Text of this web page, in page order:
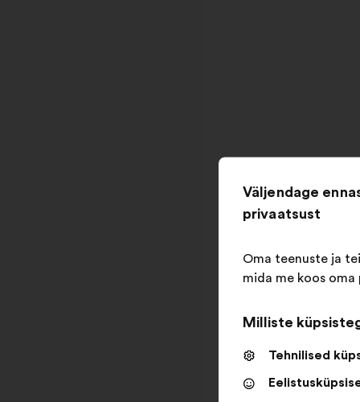
Väljendage
privaatsust
Oma teenuste ja
mida me koos
Milliste
Tehnilised